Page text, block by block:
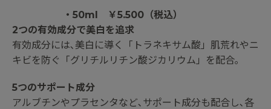
・50ml ￥5.500（税込）
2つの有効成分で美白を追求
有効成分には､美白に導く「トラネキサム酸」肌荒れやニ
キビを防ぐ「グリチルリチン酸ジカリウム」を配合｡
5つのサポート成分
アルブチンやプラセンタなど､サポート成分も配合し､各